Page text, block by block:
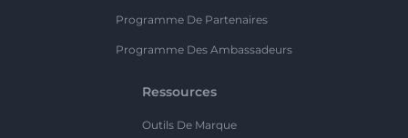
Programme De Partenaires
Programme Des Ambassadeurs
Ressources
Outils De Marque